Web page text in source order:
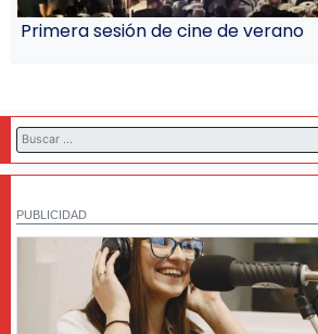
Primera sesión de cine de verano
PUBLICIDAD